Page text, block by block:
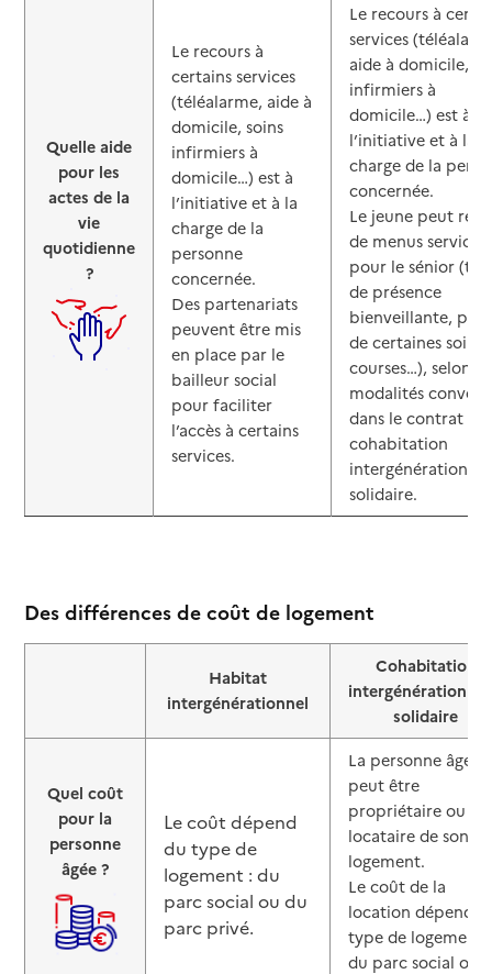
Quelle aide
pour les
actes de la
vie
quotidienne
?
Le recours à
certains services
(téléalarme, aide à
domicile, soins
infirmiers à
domicile…) est à
l’initiative et à la
charge de la
personne
concernée.
Des partenariats
peuvent être mis
en place par le
bailleur social
pour faciliter
l’accès à certains
services.
Le recours à
services
aide à domicile,
infirmiers à
domicile…) est à
l’initiative et à la
charge de la
concernée.
Le jeune peut
de menus services
pour le sénior
de présence
bienveillante,
de certaines
courses…), selon
modalités
dans le contrat de
cohabitation
solidaire.
Des différences de coût de logement
Habitat
intergénérationnel
Cohabitation
solidaire
Quel coût
pour la
personne
âgée ?
Le coût dépend
du type de
logement : du
parc social ou du
parc privé.
La personne âgée
peut être
propriétaire ou
locataire de son
logement.
Le coût de la
location dépend
type de logement :
du parc social ou